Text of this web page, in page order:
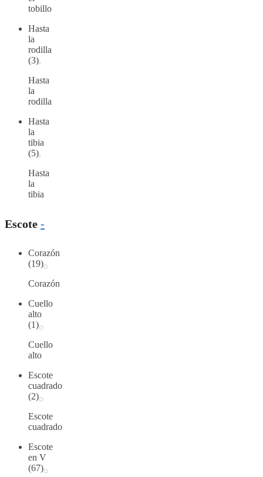
tobillo
Hasta
la
rodilla
(3)
Hasta
la
rodilla
Hasta
la
tibia
(5)
Hasta
la
tibia
Escote -
Corazón
(19)
Corazón
Cuello
alto
(1)
Cuello
alto
Escote
cuadrado
(2)
Escote
cuadrado
Escote
en V
(67)